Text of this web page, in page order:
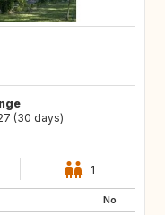
(30 days)
1
No